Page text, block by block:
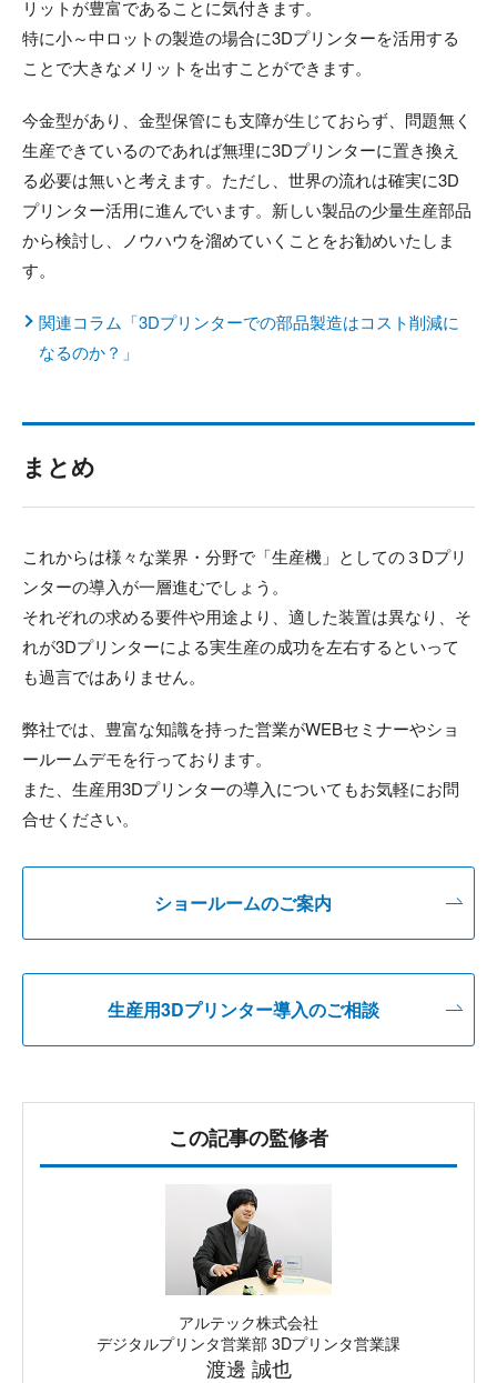
リットが豊富であることに気付きます。
特に小～中ロットの製造の場合に3Dプリンターを活用する
ことで大きなメリットを出すことができます。
今金型があり、金型保管にも支障が生じておらず、問題無く
生産できているのであれば無理に3Dプリンターに置き換え
る必要は無いと考えます。ただし、世界の流れは確実に3D
プリンター活用に進んでいます。新しい製品の少量生産部品
から検討し、ノウハウを溜めていくことをお勧めいたしま
す。
関連コラム「3Dプリンターでの部品製造はコスト削減に
なるのか？」
まとめ
これからは様々な業界・分野で「生産機」としての３Dプリ
ンターの導入が一層進むでしょう。
それぞれの求める要件や用途より、適した装置は異なり、そ
れが3Dプリンターによる実生産の成功を左右するといって
も過言ではありません。
弊社では、豊富な知識を持った営業がWEBセミナーやショ
ールームデモを行っております。
また、生産用3Dプリンターの導入についてもお気軽にお問
合せください。
ショールームのご案内
生産用3Dプリンター導入のご相談
この記事の監修者
アルテック株式会社
デジタルプリンタ営業部 3Dプリンタ営業課
渡邊 誠也